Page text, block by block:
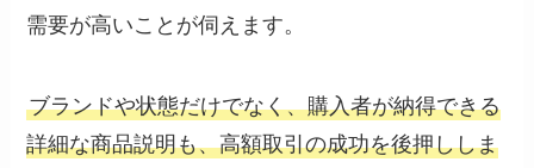
需要が高いことが伺えます。
ブランドや状態だけでなく、購入者が納得できる
詳細な商品説明も、高額取引の成功を後押ししま